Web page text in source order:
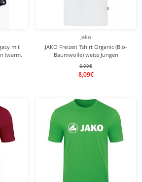
mit
(warm,
Jako
JAKO Freizeit Tshirt Organic (Bio-
Baumwolle) weiss Jungen
8,99€
8,09€